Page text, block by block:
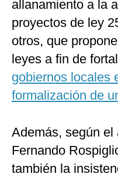
allanamiento a la
proyectos de ley
otros, que
leyes a fin de
gobiernos locales
formalización de
Además, según el
Fernando
también la